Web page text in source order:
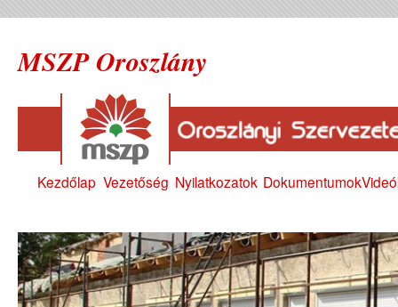
MSZP Oroszlány
Kezdőlap Vezetőség Nyilatkozatok Dokumentumok